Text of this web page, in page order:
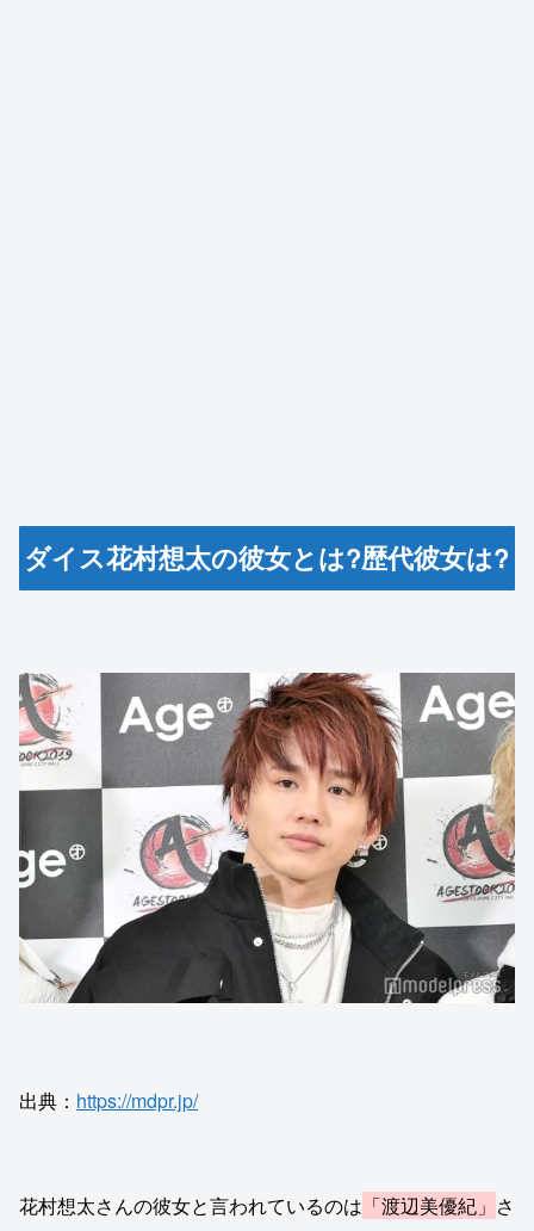
ダイス花村想太の彼女とは?歴代彼女は?
出典： https://mdpr.jp/
花村想太さんの彼女と言われているのは 「渡辺美優紀」 さ